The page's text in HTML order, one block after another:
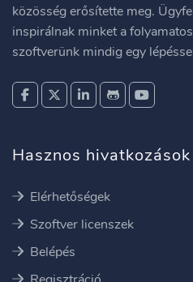
közösség erősítette meg.
inspirálnak minket a
szoftverünk mindig egy
Hasznos hivatkozások
Elérhetőségek
Szoftver licenszek
Belépés